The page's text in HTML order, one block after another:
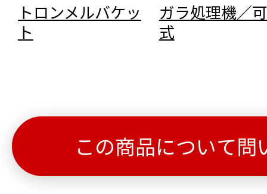
トロンメルバケッ
ト
ガラ処理機／
式
この商品について問